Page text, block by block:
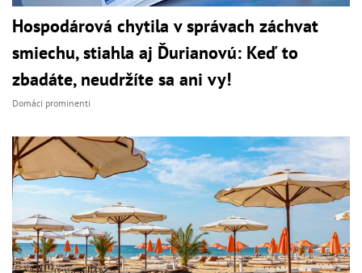
Hospodárová chytila v správach záchvat
smiechu, stiahla aj Ďurianovú: Keď to
zbadáte, neudržíte sa ani vy!
Domáci prominenti